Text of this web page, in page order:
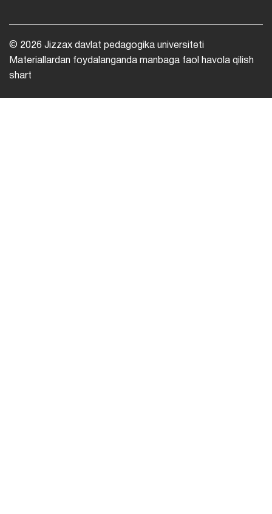
© 2026 Jizzax davlat pedagogika universiteti
Materiallardan foydalanganda manbaga faol havola qilish
shart